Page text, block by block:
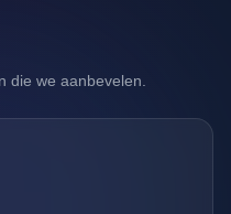
die we aanbevelen.